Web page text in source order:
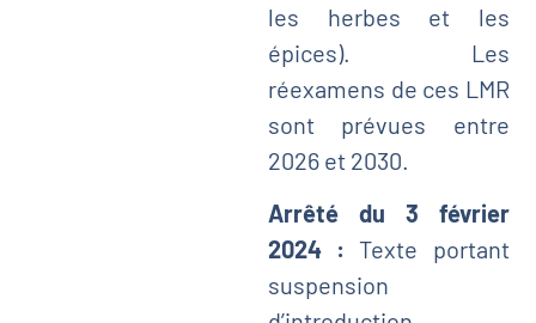
les herbes et les
épices). Les
réexamens de ces LMR
sont prévues entre
2026 et 2030.
Arrêté du 3 février
2024 : Texte portant
suspension